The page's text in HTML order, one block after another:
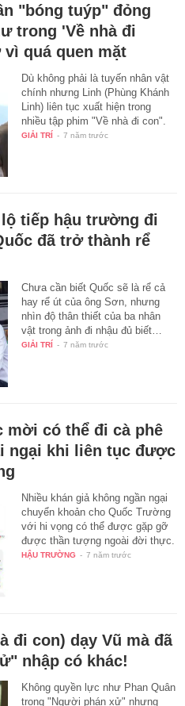
"bóng tuýp" đỏng
trong 'Về nhà đi
quá quen mặt
Dù không phải là tuyến nhân vật
chính nhưng Linh (Phùng Khánh
Linh) liên tục xuất hiện trong
nhiều tập phim "Về nhà đi con".
GIẢI TRÍ - 7 năm trước
lộ tiếp hậu trường đi
đã trở thành rể
Chưa cần biết Quốc sẽ là rể cả
hay rể út của ông Sơn, nhưng
nhìn độ thân thiết của ba nhân
vật trong ảnh đi nhậu đủ biết…
GIẢI TRÍ - 7 năm trước
mời có thể đi cà phê
ngại khi liên tục được
Nhiều khán giả không ngần ngại
chuyển khoản cho Quốc Trường
với hi vọng có thể được gặp gỡ
được thần tượng ngoài đời thực.
HẬU TRƯỜNG - 7 năm trước
đi con) dạy Vũ mà đã
nhập có khác!
Không quyền lực như Phan Quân
trong "Người phán xử" nhưng